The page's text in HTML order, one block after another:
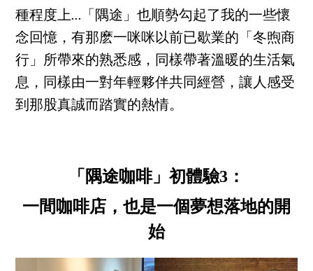
種程度上…「隅途」也順勢勾起了我的一些懷
念回憶，有那麽一咪咪以前已歇業的「冬煦商
行」所帶來的熟悉感，同樣帶著溫暖的生活氣
息，同樣由一對年輕夥伴共同經營，讓人感受
到那股真誠而踏實的熱情。
「隅途咖啡」初體驗3：
一間咖啡店，也是一個夢想落地的開
始